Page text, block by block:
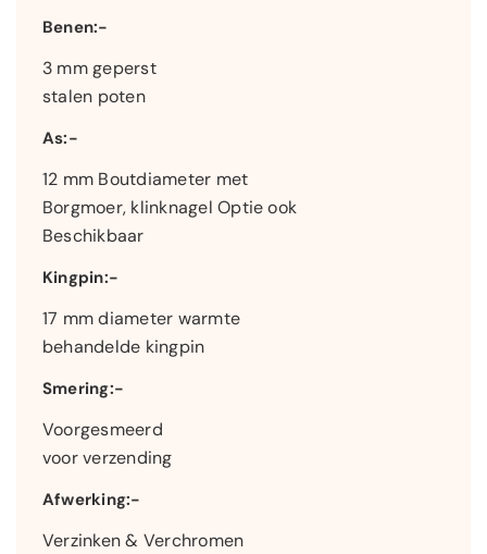
Benen:-
3 mm geperst
stalen poten
As:-
12 mm Boutdiameter met
Borgmoer, klinknagel Optie ook
Beschikbaar
Kingpin:-
17 mm diameter warmte
behandelde kingpin
Smering:-
Voorgesmeerd
voor verzending
Afwerking:-
Verzinken & Verchromen